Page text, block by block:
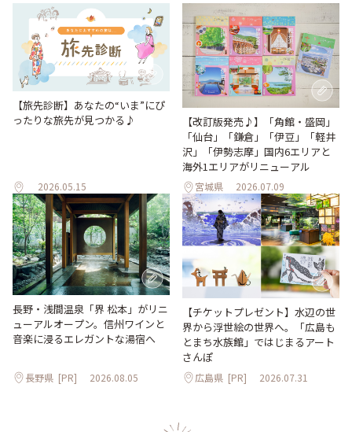
【旅先診断】あなたの“いま”にぴ
ったりな旅先が見つかる♪
2026.05.15
【改訂版発売♪】「角館・盛岡」
「仙台」「鎌倉」「伊豆」「軽井
沢」「伊勢志摩」国内6エリアと
海外1エリアがリニューアル
宮城県 2026.07.09
長野・浅間温泉「界 松本」がリニ
ューアルオープン。信州ワインと
音楽に浸るエレガントな湯宿へ
長野県 [PR] 2026.08.05
【チケットプレゼント】水辺の世
界から浮世絵の世界へ。「広島も
とまち水族館」ではじまるアート
さんぽ
広島県 [PR] 2026.07.31